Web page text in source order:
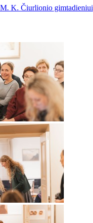
K. Čiurlionio gimtadieniui